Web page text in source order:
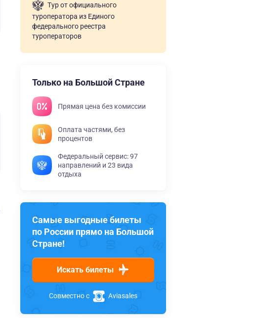
Тур от официального
туроператора из Единого
федерального реестра
туроператоров
Только на Большой Стране
Прямая цена без комиссии
Оплата частями, без
процентов
Федеральный сервис: 97
направлений и 23 вида
отдыха
Самые выгодные билеты
по России прямо на Большой
Стране!
Искать билеты
Совместно с Aviasales